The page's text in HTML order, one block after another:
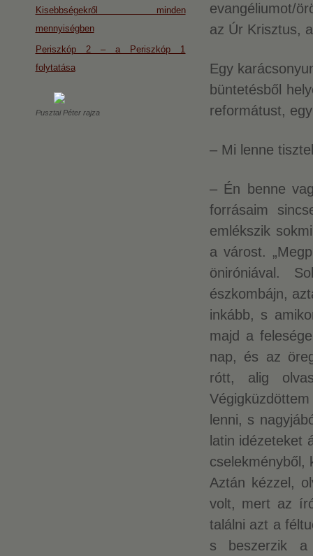
evangéliumot/
az Úr Krisztus,
Egy
büntetésből
reformátust,
– Mi lenne
– Én benne
forrásaim
emlékszik
a várost.
öniróniával.
észkombájn,
inkább, s
majd a
nap, és az
rótt, alig
lenni, s
latin idézeteket
cselekményből,
Aztán kézzel,
volt, mert az
találni azt a
s beszerzik a
Kisebbségekről minden
mennyiségben
Periszkóp 2 – a Periszkóp 1
folytatása
Pusztai Péter rajza